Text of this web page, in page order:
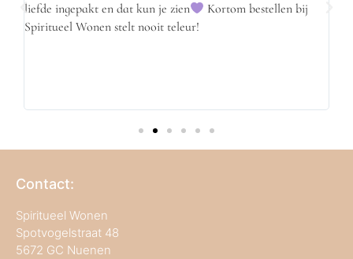
liefde ingepakt en dat kun je zien
Kortom bestellen bij
Spiritueel Wonen stelt nooit teleur!
Contact:
Spiritueel Wonen
Spotvogelstraat 48
5672 GC Nuenen